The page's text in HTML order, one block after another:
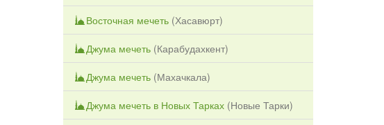
Восточная мечеть (Хасавюрт)
Джума мечеть (Карабудахкент)
Джума мечеть (Махачкала)
Джума мечеть в Новых Тарках (Новые Тарки)